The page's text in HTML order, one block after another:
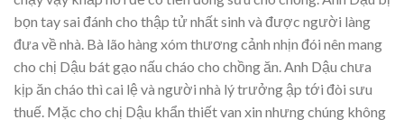
bọn tay sai đánh cho thập tử nhất sinh và được người làng
đưa về nhà. Bà lão hàng xóm thương cảnh nhịn đói nên mang
cho chị Dậu bát gạo nấu cháo cho chồng ăn. Anh Dậu chưa
kịp ăn cháo thì cai lệ và người nhà lý trưởng ập tới đòi sưu
thuế. Mặc cho chị Dậu khẩn thiết van xin nhưng chúng không